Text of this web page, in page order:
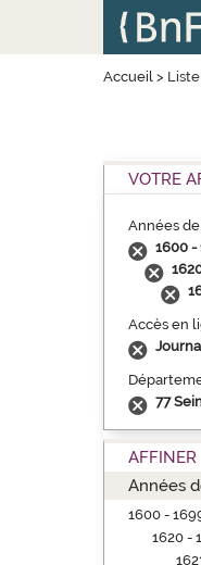
Accueil>
VOTRE
Années
1600 -
Accès en
77
AFFINER
Années
1600 -
1620 -
Panneau de gestion des